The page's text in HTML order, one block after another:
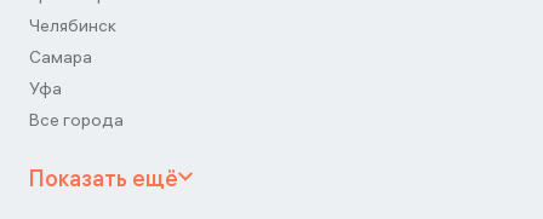
Челябинск
Самара
Уфа
Все города
Показать ещё